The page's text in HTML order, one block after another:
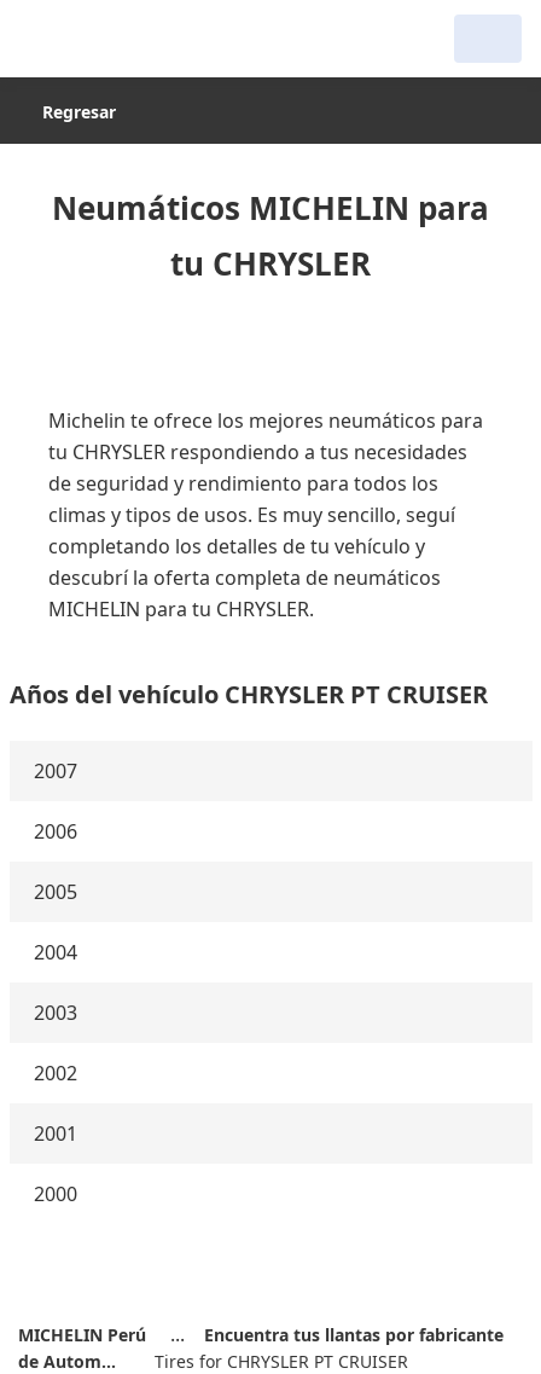
Regresar
Neumáticos MICHELIN para
tu CHRYSLER
Michelin te ofrece los mejores neumáticos para
tu CHRYSLER respondiendo a tus necesidades
de seguridad y rendimiento para todos los
climas y tipos de usos. Es muy sencillo, seguí
completando los detalles de tu vehículo y
descubrí la oferta completa de neumáticos
MICHELIN para tu CHRYSLER.
Años del vehículo CHRYSLER PT CRUISER
2007
2006
2005
2004
2003
2002
2001
2000
MICHELIN Perú
Encuentra tus llantas por fabricante
de Autom...
Tires for CHRYSLER PT CRUISER